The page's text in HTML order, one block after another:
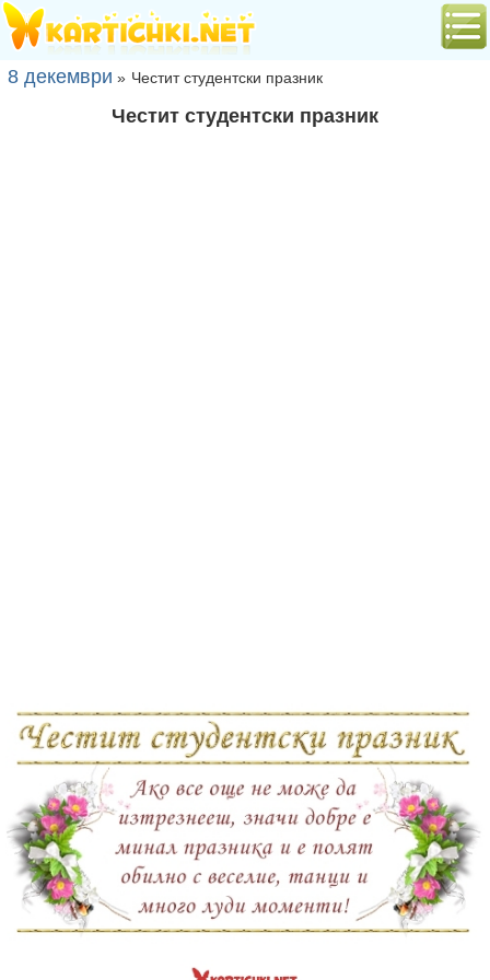
8 декември » Честит студентски празник
Честит студентски празник